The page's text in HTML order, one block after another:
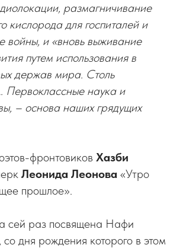
размагничивание
кислорода для госпиталей и
войны, и «вновь выживание
путем использования в
держав мира. Столь
Первоклассные наука и
– основа наших грядущих
фронтовиков Хазби
Леонида Леонова «Утро
прошлое».
сей раз посвящена Нафи
дня рождения которого в этом